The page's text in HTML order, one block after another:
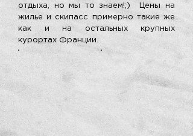
отдыха, но мы то знаем!;)
Цены на
жилье и скипасс примерно такие же
как и на остальных крупных
курортах Франции.